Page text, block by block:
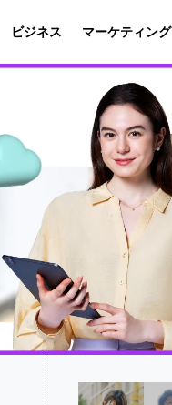
ビジネス マーケティング